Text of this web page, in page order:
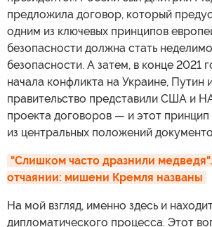
предложила договор, который
одним из ключевых принципов
безопасности должна стать
безопасности. А затем, в конце 2021
начала конфликта на Украине, Путин
правительство представили США и
проекта договоров — и этот
из центральных положений
"Слишком часто дразнили
отчаянии: мишени Кремля названы
На мой взгляд, именно здесь и
дипломатического процесса. Этот